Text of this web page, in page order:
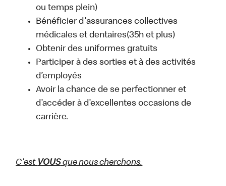
ou temps plein)
Bénéficier d'assurances collectives
médicales et dentaires(35h et plus)
Obtenir des uniformes gratuits
Participer à des sorties et à des activités
d’employés
Avoir la chance de se perfectionner et
d’accéder à d’excellentes occasions de
carrière.
C'est VOUSque nous cherchons.